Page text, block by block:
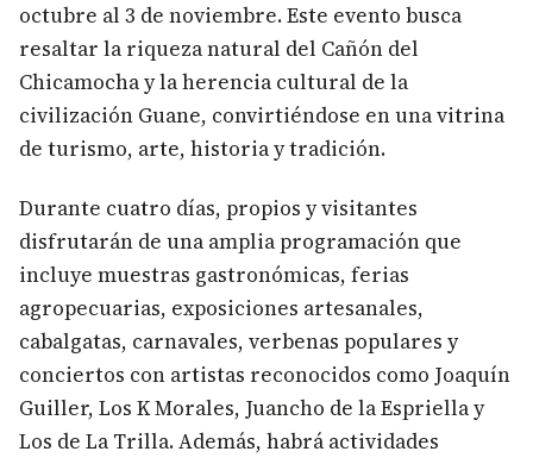
octubre al 3 de noviembre. Este evento busca
resaltar la riqueza natural del Cañón del
Chicamocha y la herencia cultural de la
civilización Guane, convirtiéndose en una vitrina
de turismo, arte, historia y tradición.
Durante cuatro días, propios y visitantes
disfrutarán de una amplia programación que
incluye muestras gastronómicas, ferias
agropecuarias, exposiciones artesanales,
cabalgatas, carnavales, verbenas populares y
conciertos con artistas reconocidos como Joaquín
Guiller, Los K Morales, Juancho de la Espriella y
Los de La Trilla. Además, habrá actividades